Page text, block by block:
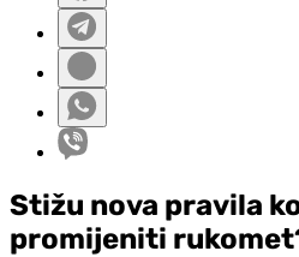
Stižu nova pravila
promijeniti